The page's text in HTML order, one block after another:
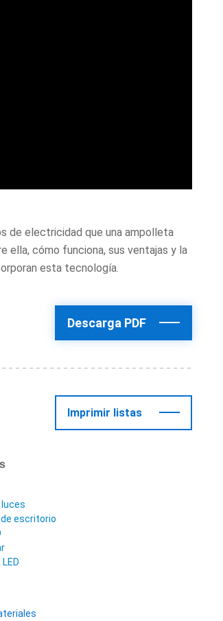
de electricidad que una ampolleta
ella, cómo funciona, sus ventajas y la
esta tecnología.
Descarga PDF
Imprimir listas
luces
escritorio